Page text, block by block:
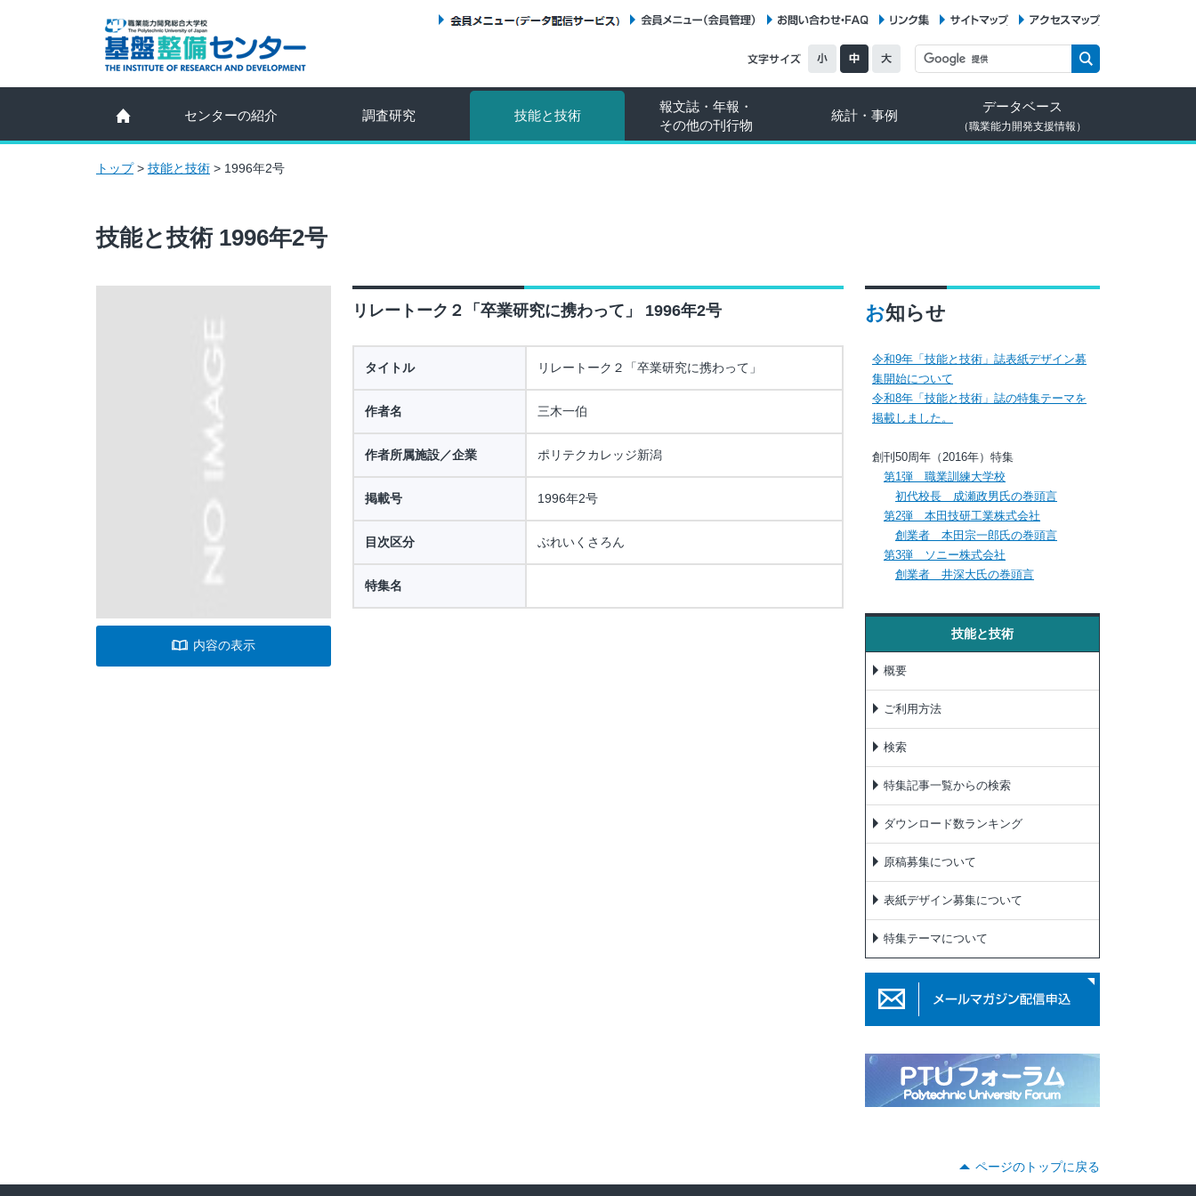
センターの紹介 調査研究 技能と技術
報文誌・年報・
その他の刊行物
統計・事例
データベース
（職業能力開発支援情報）
トップ> 技能と技術 > 1996年2号
技能と技術 1996年2号
内容の表示
リレートーク２「卒業研究に携わって」 1996年2号
タイトル リレートーク２「卒業研究に携わって」
作者名 三木一伯
作者所属施設／企業 ポリテクカレッジ新潟
掲載号 1996年2号
目次区分 ぶれいくさろん
特集名
お知らせ
令和9年「技能と技術」誌表紙デザイン募
集開始について
令和8年「技能と技術」誌の特集テーマを
掲載しました。
創刊50周年（2016年）特集
第1弾 職業訓練大学校
初代校長 成瀬政男氏の巻頭言
第2弾 本田技研工業株式会社
創業者 本田宗一郎氏の巻頭言
第3弾 ソニー株式会社
創業者 井深大氏の巻頭言
技能と技術
概要
ご利用方法
検索
特集記事一覧からの検索
ダウンロード数ランキング
原稿募集について
表紙デザイン募集について
特集テーマについて
ページのトップに戻る